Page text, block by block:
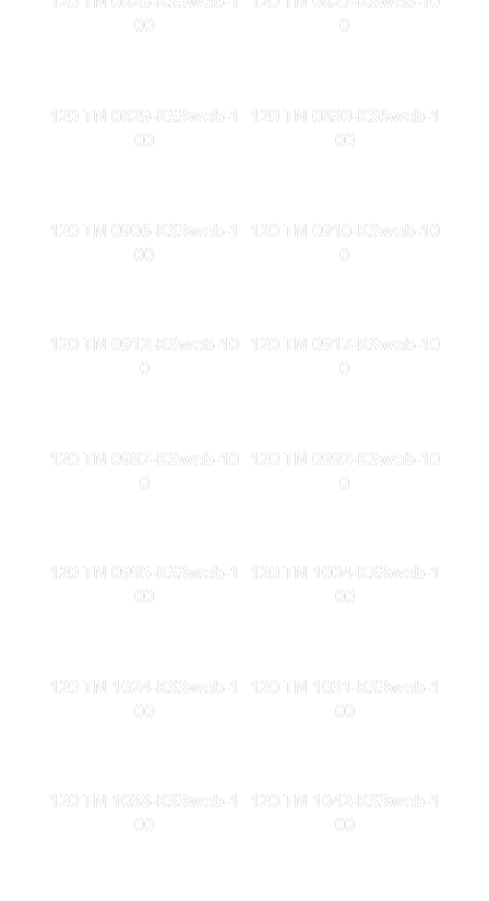
00
0
120 TN 0829-KS3web-1
00
120 TN 0830-KS6web-1
00
120 TN 0906-KS3web-1
00
120 TN 0910-KSweb-10
0
120 TN 0912-KSweb-10
0
120 TN 0917-KSweb-10
0
120 TN 0987-KSweb-10
0
120 TN 0992-KSweb-10
0
120 TN 0995-KS3web-1
00
120 TN 1004-KS3web-1
00
120 TN 1024-KS3web-1
00
120 TN 1031-KS3web-1
00
120 TN 1038-KS3web-1
00
120 TN 1042-KS3web-1
00